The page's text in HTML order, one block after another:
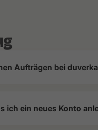
Aufträgen bei
ich ein neues Konto